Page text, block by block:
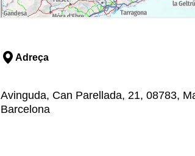
Adreça
Avinguda, Can Parellada, 21, 08783,
Barcelona